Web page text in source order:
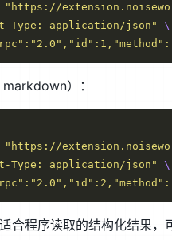
"https://
Type: application/json"
）：
"https://
Type: application/json"
合程序读取的结构化结果，